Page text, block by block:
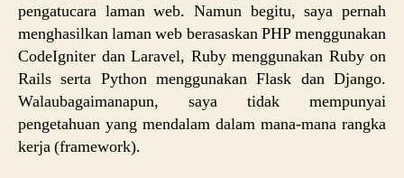
pengatucara laman web. Namun begitu, saya pernah
menghasilkan laman web berasaskan PHP menggunakan
CodeIgniter dan Laravel, Ruby menggunakan Ruby on
Rails serta Python menggunakan Flask dan Django.
Walaubagaimanapun, saya tidak mempunyai
pengetahuan yang mendalam dalam mana-mana rangka
kerja (framework).